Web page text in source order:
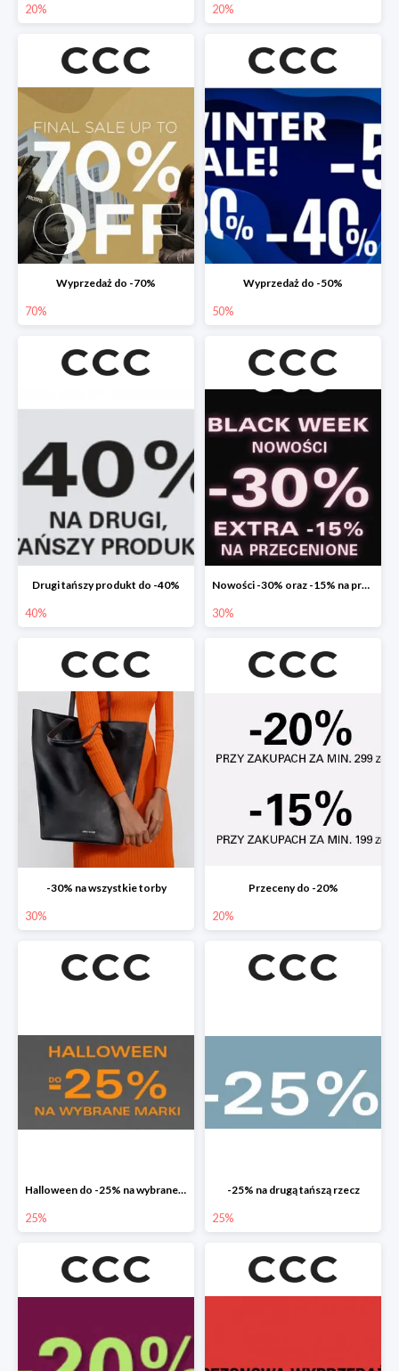
20% 20%
Wyprzedaż do -70%
70%
Wyprzedaż do -50%
50%
Drugi tańszy produkt do -40%
40%
Nowości -30% oraz -15% na przecenione
30%
-30% na wszystkie torby
30%
Przeceny do -20%
20%
Halloween do -25% na wybrane marki
25%
-25% na drugą tańszą rzecz
25%